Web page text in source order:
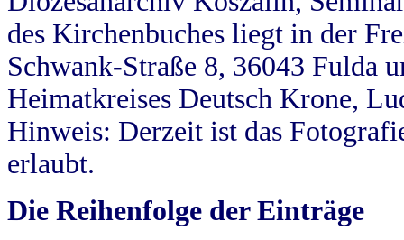
des Kirchenbuches liegt in der
Schwank-Straße 8, 36043 Fulda
Heimatkreises Deutsch Krone,
Hinweis: Derzeit ist das
erlaubt.
Die Reihenfolge der Einträge